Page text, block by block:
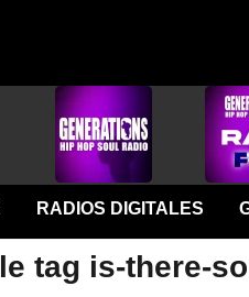
RADIOS DIGITALES
tag is-there-